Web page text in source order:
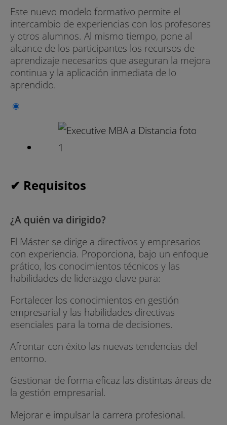
Este nuevo modelo formativo permite el
intercambio de experiencias con los profesores
y otros alumnos. Al mismo tiempo, pone al
alcance de los participantes los recursos de
aprendizaje necesarios que aseguran la mejora
continua y la aplicación inmediata de lo
aprendido.
✔ Requisitos
¿A quién va dirigido?
El Máster se dirige a directivos y empresarios
con experiencia. Proporciona, bajo un enfoque
prático, los conocimientos técnicos y las
habilidades de liderazgo clave para:
Fortalecer los conocimientos en gestión
empresarial y las habilidades directivas
esenciales para la toma de decisiones.
Afrontar con éxito las nuevas tendencias del
entorno.
Gestionar de forma eficaz las distintas áreas de
la gestión empresarial.
Mejorar e impulsar la carrera profesional.